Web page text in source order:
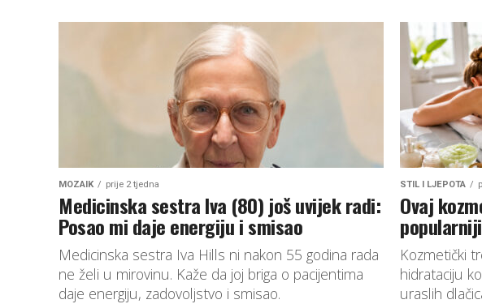
MOZAIK prije 2 tjedna
Medicinska sestra Iva (80) još uvijek radi:
Posao mi daje energiju i smisao
Medicinska sestra Iva Hills ni nakon 55 godina rada
ne želi u mirovinu. Kaže da joj briga o pacijentima
daje energiju, zadovoljstvo i smisao.
STIL I LJEPOTA
Ovaj
Kozmetički
hidrataciju
uraslih